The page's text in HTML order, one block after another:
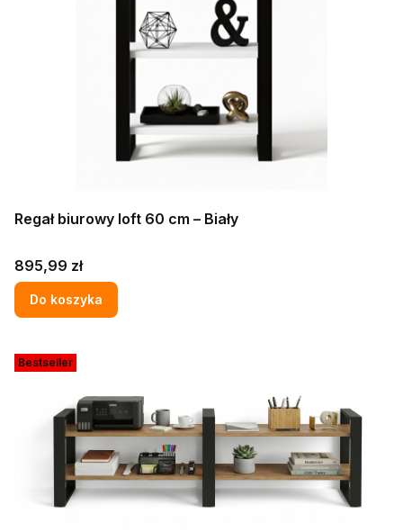
Regał biurowy loft 60 cm – Biały
Cena
895,99 zł
Do koszyka
Bestseller